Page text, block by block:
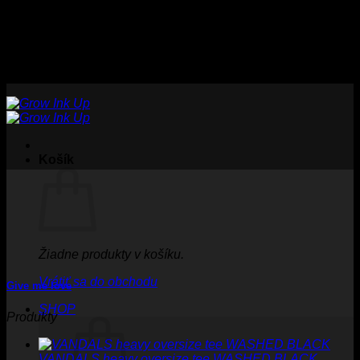
Žiadne produkty v košíku.
Vrátiť sa do obchodu
SHOP
Give me love
Produkty